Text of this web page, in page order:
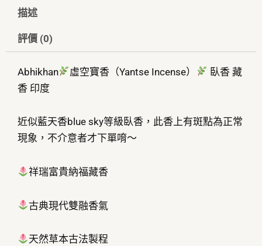
Incense）
數
量
描述
評價 (0)
Abhikhan 虛空寶香（Yantse Incense）
臥香 藏
香 印度
近似藍天香blue sky等級臥香，此香上有斑點為正常
現象，不介意者才下單唷～
祥瑞富貴納福藏香
古典現代雙融香氣
天然草本古法製程